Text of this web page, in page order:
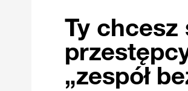
Ty chcesz
„zespół